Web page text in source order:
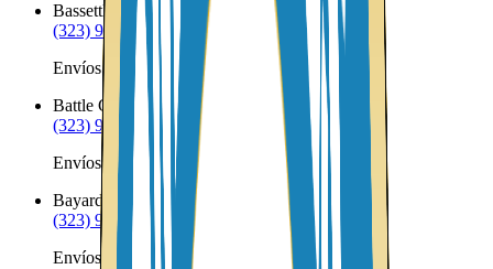
BassettNE
(323) 953-8100
Envíos a Nicaragua desde Bassett
Battle Creek
NE
(323) 953-8100
Envíos a Nicaragua desde Battle Creek
Bayard
(323) 953-8100
Envíos a Nicaragua desde Bayard